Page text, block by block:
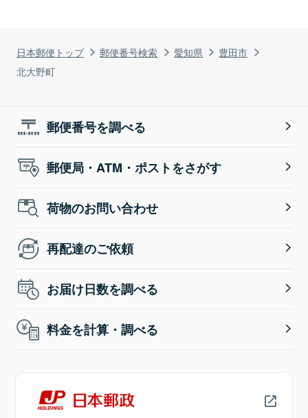
日本郵便トップ 郵便番号検索 愛知県
豊田市
北大野町
郵便番号を調べる
郵便局・ATM・ポストをさがす
荷物のお問い合わせ
再配達のご依頼
お届け日数を調べる
料金を計算・調べる